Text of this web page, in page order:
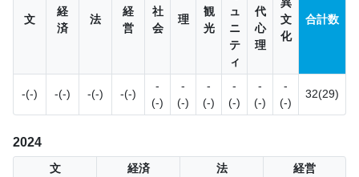
文
経
済
法
経
営
社
会
理
観
光
ュ
ニ
テ
ィ
代
心
理
文
化
合計数
-(-) -(-) -(-) -(-)
-
(-)
-
(-)
-
(-)
-
(-)
-
(-)
-
(-)
32(29)
2024
文 経済 法
経営